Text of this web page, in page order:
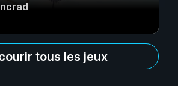
tous les jeux